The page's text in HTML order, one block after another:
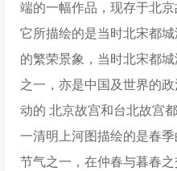
端的一幅作品，现存于北
它所描绘的是当时北宋都
的繁荣景象，当时北宋都
之一，亦是中国及世界的
动的 北京故宫和台北故宫
一清明上河图描绘的是春
节气之一，在仲春与暮春